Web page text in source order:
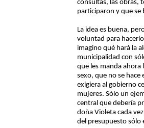
consultas, las obras,
participaron y que se
La idea es buena,
voluntad para
imagino qué hará la
municipalidad con
que les manda ahora
sexo, que no se hace
exigiera al gobierno
mujeres. Sólo un
central que debería
doña Violeta cada
del presupuesto sólo